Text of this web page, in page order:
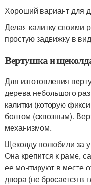
Хороший вариант для
Делая калитку своими
простую задвижку в
Вертушка и
Для изготовления
дерева небольшого
калитки (которую
болтом (сквозным).
механизмом.
Щеколду полюбили за
Она крепится к раме,
ее монтируют в месте
двора (не бросается в